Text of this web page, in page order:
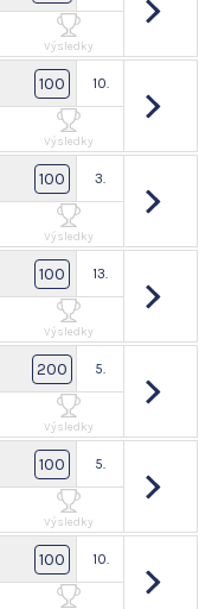
Výsledky
100 10.
Výsledky
100 3.
Výsledky
100 13.
Výsledky
200 5.
Výsledky
100 5.
Výsledky
100 10.